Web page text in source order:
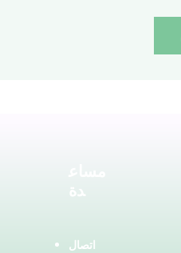
دة
اتصال